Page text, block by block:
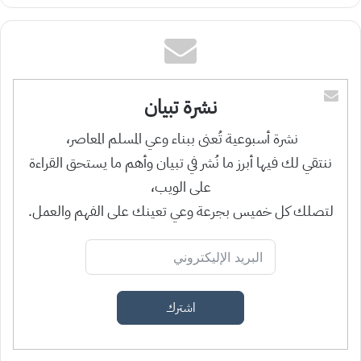
نشرة تبيان
نشرة أسبوعية تُعنى ببناء وعي المسلم المعاصر،
ننتقي لك فيها أبرز ما نُشر في تبيان وأهم ما يستحق القراءة
على الويب،
لتصلك كل خميس بجرعة وعي تعينك على الفهم والعمل.
اشترك